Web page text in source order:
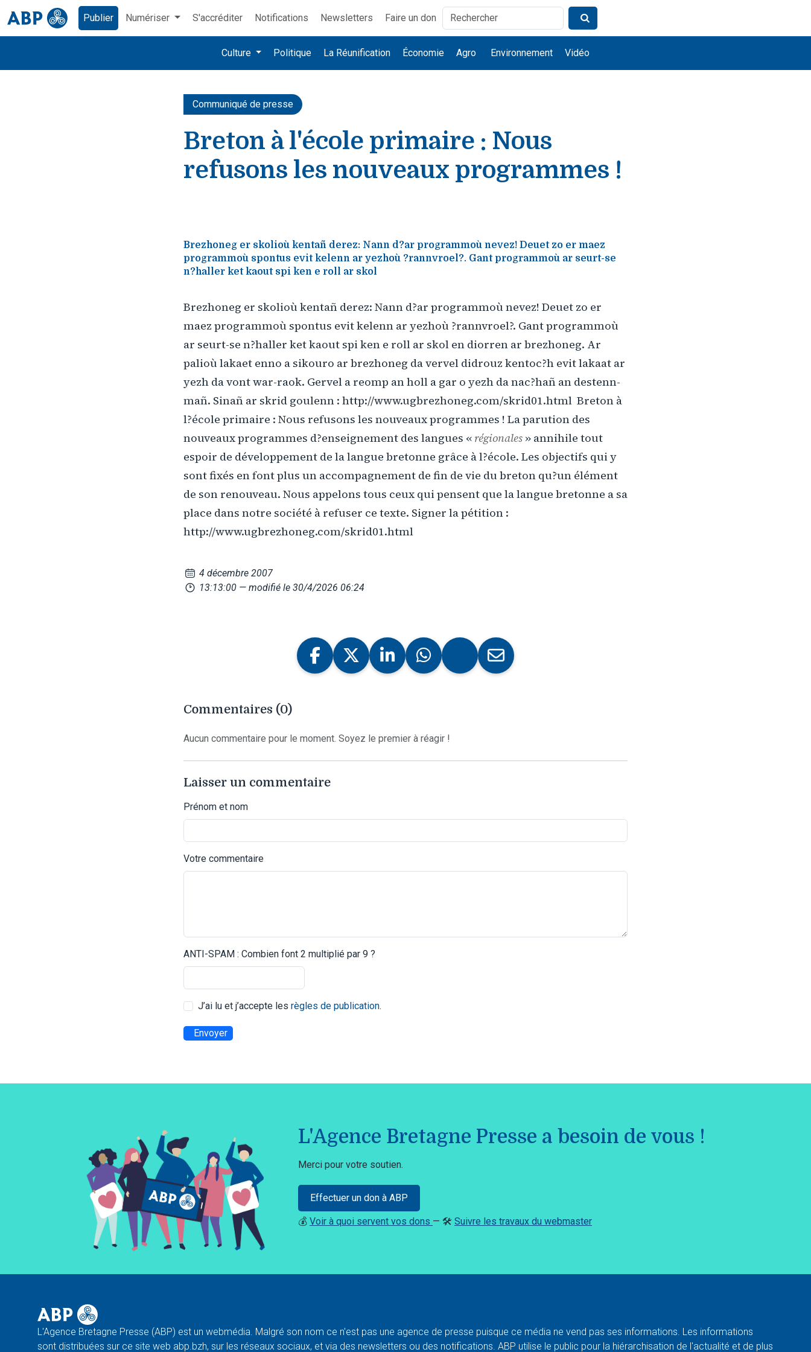
Publier Numériser S'accréditer Notifications Newsletters Faire un don
Culture Politique La Réunification Économie Agro Environnement Vidéo
Communiqué de presse
Breton à l'école primaire : Nous
refusons les nouveaux programmes !
Brezhoneg er skolioù kentañ derez: Nann d?ar programmoù nevez! Deuet zo er maez
programmoù spontus evit kelenn ar yezhoù ?rannvroel?. Gant programmoù ar seurt-se
n?haller ket kaout spi ken e roll ar skol
Brezhoneg er skolioù kentañ derez: Nann d?ar programmoù nevez! Deuet zo er
maez programmoù spontus evit kelenn ar yezhoù ?rannvroel?. Gant programmoù
ar seurt-se n?haller ket kaout spi ken e roll ar skol en diorren ar brezhoneg. Ar
palioù lakaet enno a sikouro ar brezhoneg da vervel didrouz kentoc?h evit lakaat ar
yezh da vont war-raok. Gervel a reomp an holl a gar o yezh da nac?hañ an destenn-
mañ. Sinañ ar skrid goulenn : http://www.ugbrezhoneg.com/skrid01.html Breton à
l?école primaire : Nous refusons les nouveaux programmes ! La parution des
nouveaux programmes d?enseignement des langues « régionales » annihile tout
espoir de développement de la langue bretonne grâce à l?école. Les objectifs qui y
sont fixés en font plus un accompagnement de fin de vie du breton qu?un élément
de son renouveau. Nous appelons tous ceux qui pensent que la langue bretonne a sa
place dans notre société à refuser ce texte. Signer la pétition :
http://www.ugbrezhoneg.com/skrid01.html
4 décembre 2007
13:13:00 — modifié le 30/4/2026 06:24
Commentaires (0)
Aucun commentaire pour le moment. Soyez le premier à réagir !
Laisser un commentaire
Prénom et nom
Votre commentaire
ANTI-SPAM : Combien font 2 multiplié par 9 ?
J’ai lu et j’accepte les règles de publication.
Envoyer
L'Agence Bretagne Presse a besoin de vous !
Merci pour votre soutien.
Effectuer un don à ABP
💰 Voir à quoi servent vos dons — 🛠️ Suivre les travaux du webmaster
L'Agence Bretagne Presse (ABP) est un webmédia. Malgré son nom ce n'est pas une agence de presse puisque ce média ne vend pas ses informations. Les informations
sont distribuées sur ce site web abp.bzh, sur les réseaux sociaux, et via des newsletters ou des notifications. ABP utilise le public pour la hiérarchisation de l'actualité et de plus